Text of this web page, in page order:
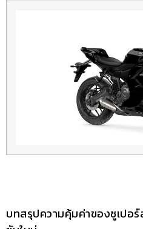
บทสรุปความคุ้มค่าของซูเปอร์